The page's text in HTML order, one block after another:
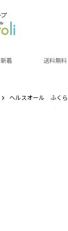
新着 送料無料
ヘルスオール ふく